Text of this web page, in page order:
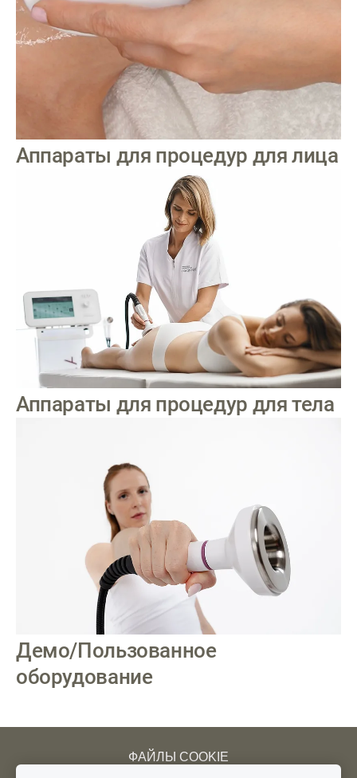
Аппараты для процедур для лица
Аппараты для процедур для тела
Демо/Пользованное
оборудование
ФАЙЛЫ COOKIE